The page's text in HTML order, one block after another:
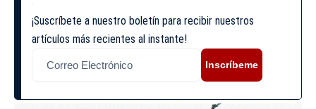
¡Suscríbete a nuestro boletín para recibir nuestros
artículos más recientes al instante!
Inscríbeme